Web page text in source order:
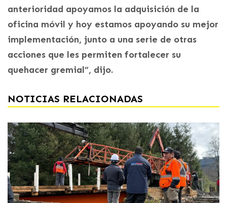
anterioridad apoyamos la adquisición de la
oficina móvil y hoy estamos apoyando su mejor
implementación, junto a una serie de otras
acciones que les permiten fortalecer su
quehacer gremial”, dijo.
NOTICIAS RELACIONADAS